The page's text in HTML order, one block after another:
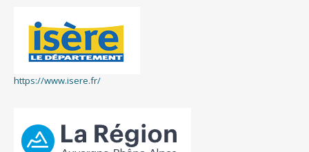
https://www.isere.fr/